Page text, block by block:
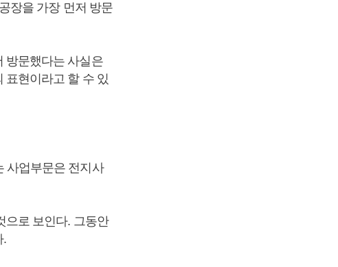
장을 가장 먼저 방문
방문했다는 사실은
표현이라고 할 수 있
사업부문은 전지사
으로 보인다. 그동안
.